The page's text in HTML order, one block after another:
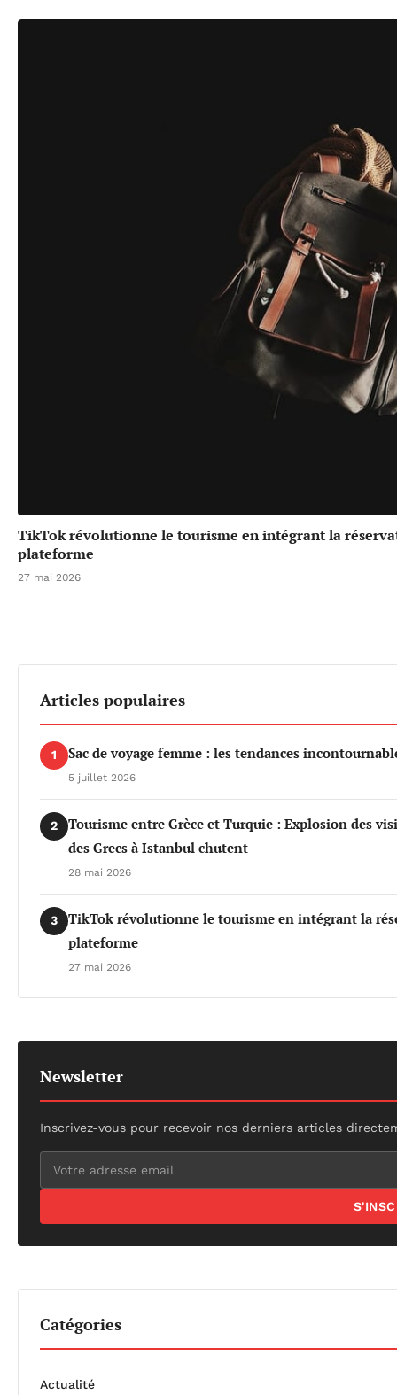
TikTok révolutionne le tourisme en intégrant la
plateforme
27 mai 2026
Articles populaires
1 Sac de voyage femme : les tendances
5 juillet 2026
2
Tourisme entre Grèce et Turquie : Explosion des
des Grecs à Istanbul chutent
28 mai 2026
3
TikTok révolutionne le tourisme en intégrant la
plateforme
27 mai 2026
Newsletter
Inscrivez-vous pour recevoir nos derniers articles
Catégories
Actualité